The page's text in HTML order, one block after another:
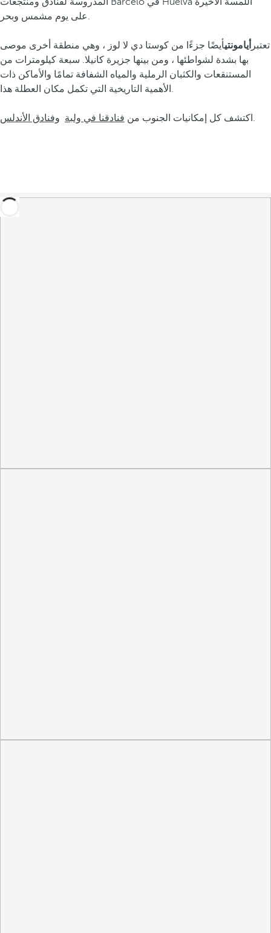
على يوم مشمس وبحر.
تعتبر أيامونتيأيضًا جزءًا من كوستا دي لا لوز ، وهي منطقة أخرى موصى
بها بشدة لشواطئها ، ومن بينها جزيرة كانيلا. سبعة كيلومترات من
المستنقعات والكثبان الرملية والمياه الشفافة تمامًا والأماكن ذات
الأهمية التاريخية التي تكمل مكان العطلة هذا.
اكتشف كل إمكانيات الجنوب من فنادقنا في ولبة وفنادق الأندلس .